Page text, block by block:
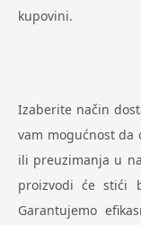
kupovini.
Izaberite način
vam mogućnost da
ili preuzimanja u
proizvodi će stići
Garantujemo